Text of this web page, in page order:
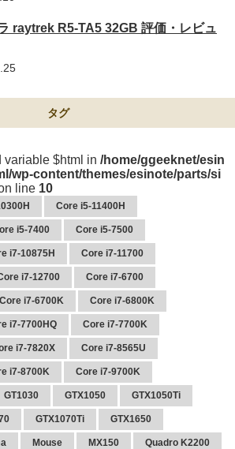
raytrek R5-TA5 32GB 評価・レビュ
タグ
variable $html in /home/ggeeknet/esin
wp-content/themes/esinote/parts/si
line 10
Core i5-11400H
i5-7400 Core i5-7500
i7-10875H Core i7-11700
i7-12700 Core i7-6700
Core i7-6700K Core i7-6800K
i7-7700HQ Core i7-7700K
i7-7820X Core i7-8565U
i7-8700K Core i7-9700K
GT1030 GTX1050 GTX1050Ti
GTX1070Ti GTX1650
Mouse MX150 Quadro K2200